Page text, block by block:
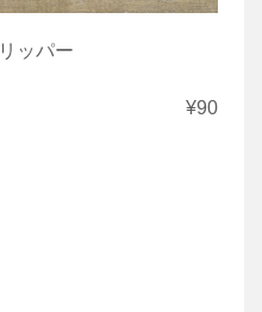
リッパー
¥90